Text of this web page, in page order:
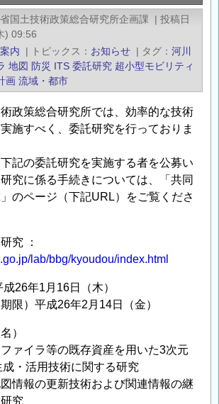
国土技術政策総合研究所企画課 | 投稿日
) 09:56
内 | トピックス お知らせ | タグ
河川
地図 防災 ITS 委託研究 超小型モビリティ
画 流域・都市
政策総合研究所では、効率的な技術
施すべく、委託研究を行っておりま
記の委託研究を実施する者を公募い
究に係る手続きについては、「共同
のページ（下記URL）をご覧くださ
究 ：
lab/bbg/kyoudou/index.html
成26年1月16日（木）
限）平成26年2月14日（金）
）
ァイラ等の既存資産を用いた3次元
・活用技術に関する研究
情報の更新技術および関連情報の継
究